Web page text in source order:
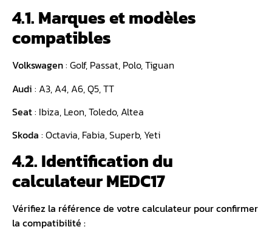
4.1. Marques et modèles
compatibles
Volkswagen: Golf, Passat, Polo, Tiguan
Audi : A3, A4, A6, Q5, TT
Seat: Ibiza, Leon, Toledo, Altea
Skoda : Octavia, Fabia, Superb, Yeti
4.2. Identification du
calculateur MEDC17
Vérifiez la référence de votre calculateur pour confirmer
la compatibilité :